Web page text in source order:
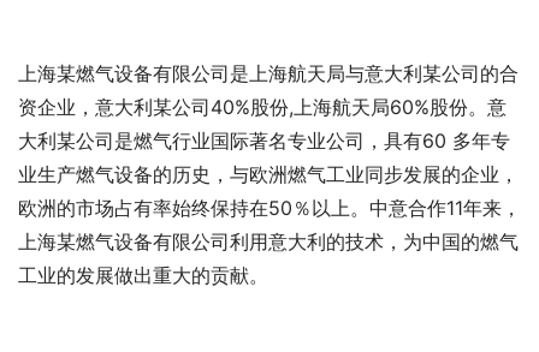
上海某燃气设备有限公司是上海航天局与意大利某公司的合
资企业，意大利某公司40%股份,上海航天局60%股份。意
大利某公司是燃气行业国际著名专业公司，具有60 多年专
业生产燃气设备的历史，与欧洲燃气工业同步发展的企业，
欧洲的市场占有率始终保持在50％以上。中意合作11年来，
上海某燃气设备有限公司利用意大利的技术，为中国的燃气
工业的发展做出重大的贡献。